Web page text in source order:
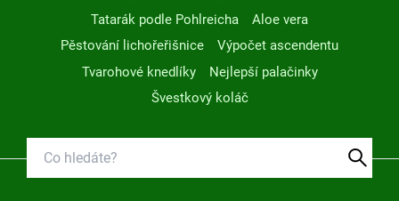
Tatarák podle Pohlreicha
Aloe vera
Pěstování lichořeřišnice
Výpočet ascendentu
Tvarohové knedlíky
Nejlepší palačinky
Švestkový koláč